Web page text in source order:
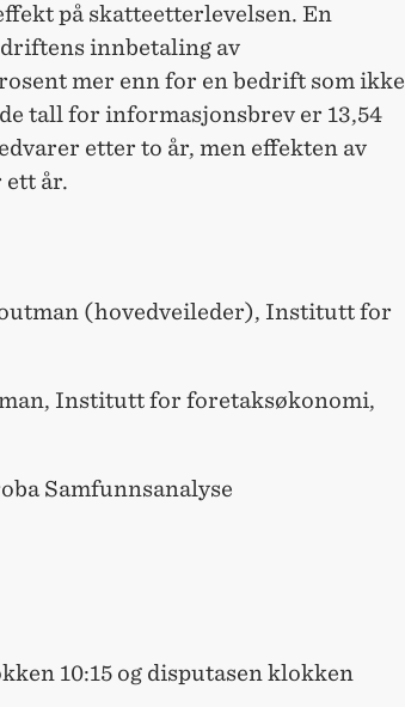
på skatteetterlevelsen. En
innbetaling av
mer enn for en bedrift som ikke
tall for informasjonsbrev er 13,54
etter to år, men effekten av
år.
(hovedveileder), Institutt for
Institutt for foretaksøkonomi,
Samfunnsanalyse
10:15 og disputasen klokken